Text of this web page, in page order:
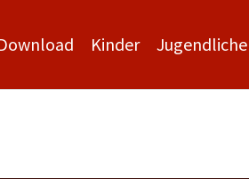
Kinder Jugendliche